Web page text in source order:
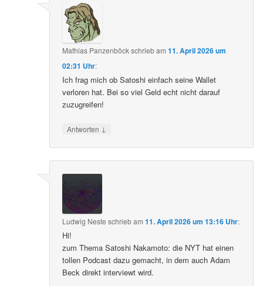
Mathias Panzenböckschriebam11. April 2026 um
02:31 Uhr:
Ich frag mich ob Satoshi einfach seine Wallet
verloren hat. Bei so viel Geld echt nicht darauf
zuzugreifen!
Antworten ↓
Ludwig Neste schriebam11. April 2026 um 13:16 Uhr:
Hi!
zum Thema Satoshi Nakamoto: die NYT hat einen
tollen Podcast dazu gemacht, in dem auch Adam
Beck direkt interviewt wird.